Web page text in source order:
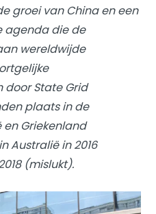
groei van China en een
agenda die de
wereldwijde
State Grid
plaats in de
en Griekenland
Australië in 2016
(mislukt).